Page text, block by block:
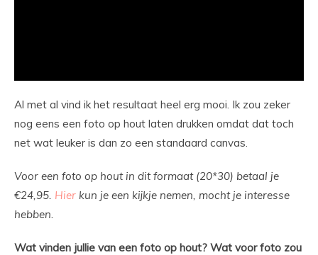
Al met al vind ik het resultaat heel erg mooi. Ik zou zeker
nog eens een foto op hout laten drukken omdat dat toch
net wat leuker is dan zo een standaard canvas.
Voor een foto op hout in dit formaat (20*30) betaal je
€24,95. Hier kun je een kijkje nemen, mocht je interesse
hebben.
Wat vinden jullie van een foto op hout? Wat voor foto zou